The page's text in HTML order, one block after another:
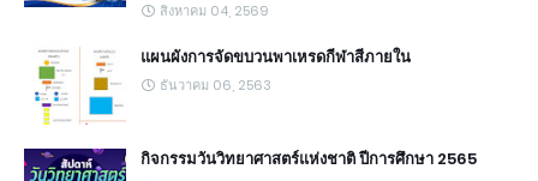
สิงหาคม 04, 2569
แผนผังการจัดขบวนพาเหรดกีฬาสีภายใน
ธันวาคม 06, 2563
กิจกรรมวันวิทยาศาสตร์แห่งชาติ ปีการศึกษา 2565